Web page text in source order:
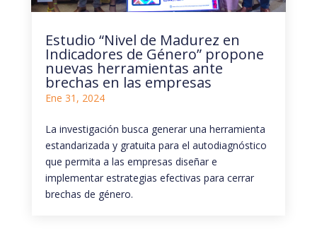
Estudio “Nivel de Madurez en
Indicadores de Género” propone
nuevas herramientas ante
brechas en las empresas
Ene 31, 2024
La investigación busca generar una herramienta
estandarizada y gratuita para el autodiagnóstico
que permita a las empresas diseñar e
implementar estrategias efectivas para cerrar
brechas de género.